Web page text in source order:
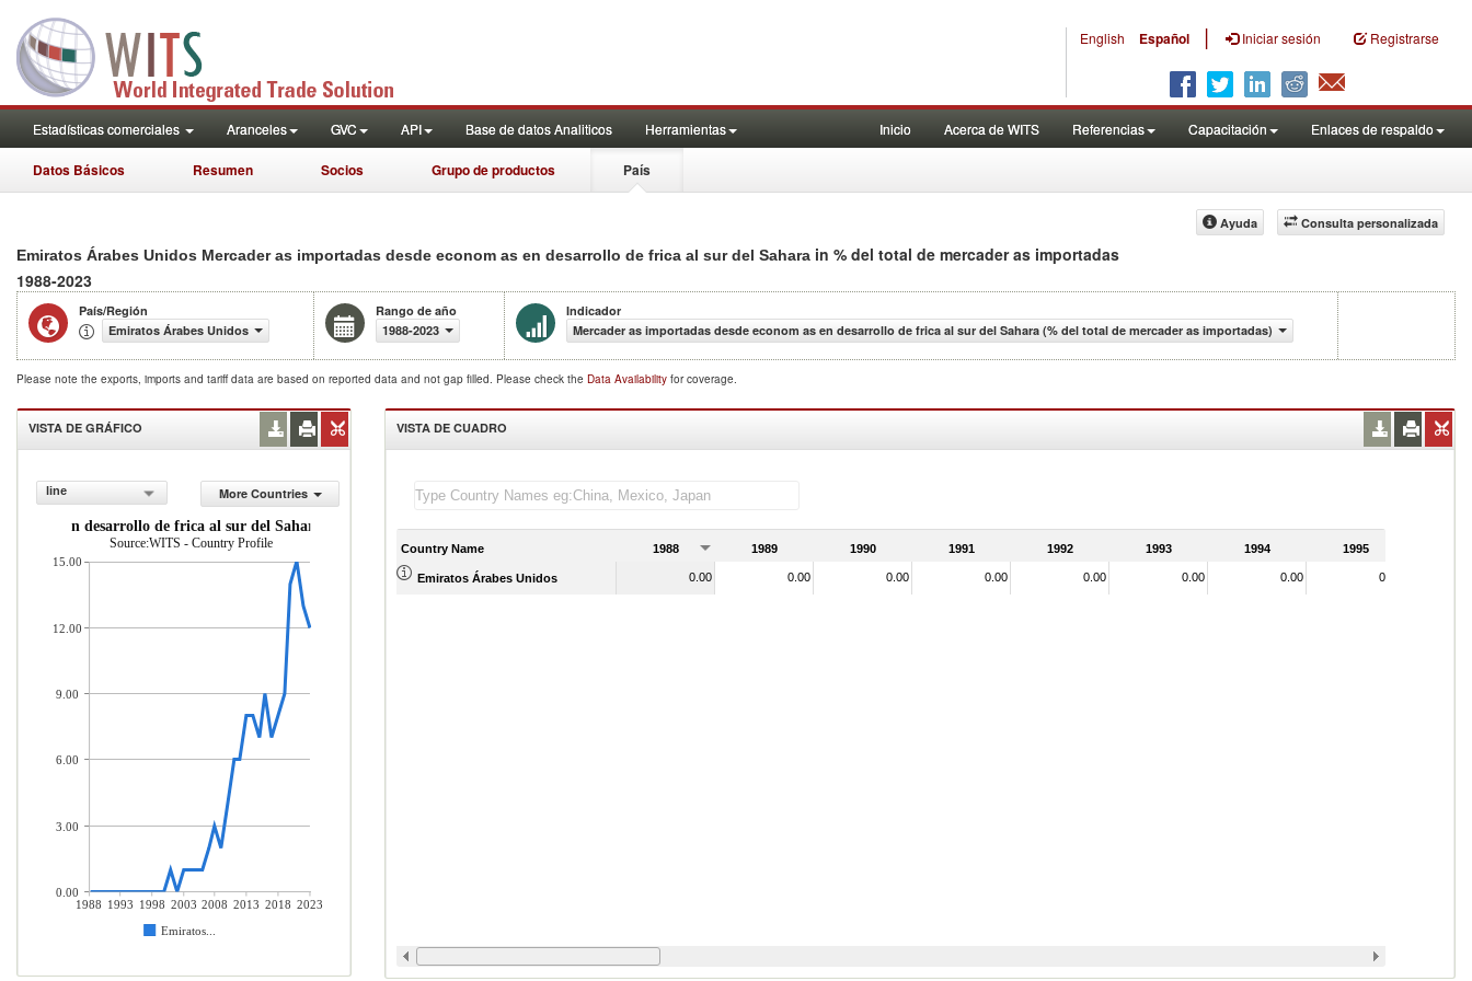
English Español | Iniciar sesión Registrarse
Estadísticas comerciales Aranceles GVC API Base de datos Analiticos Herramientas Inicio Acerca de WITS Referencias Capacitación Enlaces de respaldo
Datos Básicos Resumen Socios Grupo de productos País
Consulta personalizada
Ayuda
Emiratos Árabes Unidos Mercader as importadas desde econom as en desarrollo de frica al sur del Sahara in % del total de mercader as importadas
1988-2023
País/Región
Emiratos Árabes Unidos
Rango de año
1988-2023
Indicador
Mercader as importadas desde econom as en desarrollo de frica al sur del Sahara (% del total de mercader as importadas)
Please note the exports, imports and tariff data are based on reported data and not gap filled. Please check the Data Availability for coverage.
VISTA DE GRÁFICO
line
More Countries
Mercader as importadas desde econom as en desarrollo de frica al sur del Sahara (% del total de mercader as importadas)
Source:WITS - Country Profile
1988 1993 1998 2003 2008 2013 2018 2023
Emiratos...
15.00
12.00
9.00
6.00
3.00
0.00
VISTA DE CUADRO
Country Name 1988 1989 1990 1991 1992 1993 1994 1995
Emiratos Árabes Unidos 0.00 0.00 0.00 0.00 0.00 0.00 0.00 0.00